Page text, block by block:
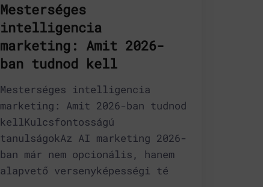
Mesterséges
intelligencia
marketing: Amit 2026-
ban tudnod kell
Mesterséges intelligencia
marketing: Amit 2026-ban tudnod
kellKulcsfontosságú
tanulságokAz AI marketing 2026-
ban már nem opcionális, hanem
alapvető versenyképességi té